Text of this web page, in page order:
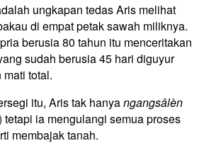
ungkapan tedas Aris melihat
di empat petak sawah miliknya.
berusia 80 tahun itu menceritakan
sudah berusia 45 hari diguyur
total.
itu, Aris tak hanyangangsâlèn
tetapi ia mengulangi semua proses
membajak tanah.